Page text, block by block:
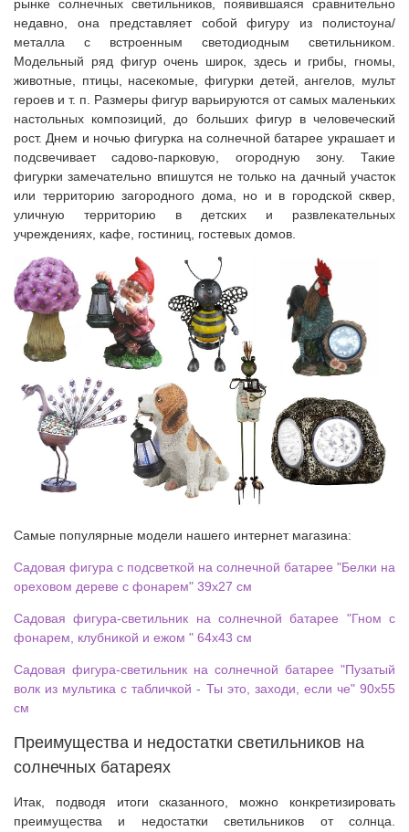
рынке солнечных светильников, появившаяся сравнительно
недавно, она представляет собой фигуру из полистоуна/
металла с встроенным светодиодным светильником.
Модельный ряд фигур очень широк, здесь и грибы, гномы,
животные, птицы, насекомые, фигурки детей, ангелов, мульт
героев и т. п. Размеры фигур варьируются от самых маленьких
настольных композиций, до больших фигур в человеческий
рост. Днем и ночью фигурка на солнечной батарее украшает и
подсвечивает садово-парковую, огородную зону. Такие
фигурки замечательно впишутся не только на дачный участок
или территорию загородного дома, но и в городской сквер,
уличную территорию в детских и развлекательных
учреждениях, кафе, гостиниц, гостевых домов.
Самые популярные модели нашего интернет магазина:
Садовая фигура с подсветкой на солнечной батарее "Белки на
ореховом дереве с фонарем" 39х27 см
Садовая фигура-светильник на солнечной батарее "Гном с
фонарем, клубникой и ежом " 64х43 см
Садовая фигура-светильник на солнечной батарее "Пузатый
волк из мультика с табличкой - Ты это, заходи, если че" 90х55
см
Преимущества и недостатки светильников на
солнечных батареях
Итак, подводя итоги сказанного, можно конкретизировать
преимущества и недостатки светильников от солнца.